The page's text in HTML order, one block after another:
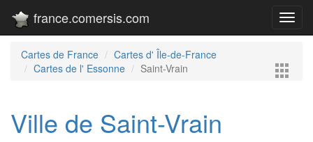
france.comersis.com
Cartes de France
Cartes d' Île-de-France
Cartes de l' Essonne
Saint-Vrain
Ville de Saint-Vrain